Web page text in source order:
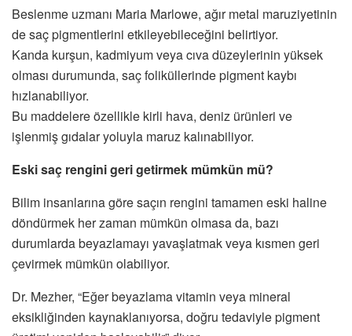
Beslenme uzmanı Maria Marlowe, ağır metal maruziyetinin
de saç pigmentlerini etkileyebileceğini belirtiyor.
Kanda kurşun, kadmiyum veya cıva düzeylerinin yüksek
olması durumunda, saç foliküllerinde pigment kaybı
hızlanabiliyor.
Bu maddelere özellikle kirli hava, deniz ürünleri ve
işlenmiş gıdalar yoluyla maruz kalınabiliyor.
Eski saç rengini geri getirmek mümkün mü?
Bilim insanlarına göre saçın rengini tamamen eski haline
döndürmek her zaman mümkün olmasa da, bazı
durumlarda beyazlamayı yavaşlatmak veya kısmen geri
çevirmek mümkün olabiliyor.
Dr. Mezher, “Eğer beyazlama vitamin veya mineral
eksikliğinden kaynaklanıyorsa, doğru tedaviyle pigment